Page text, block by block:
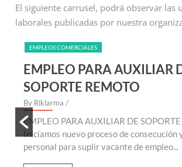
El siguiente carrusel, podrá observar las
laborales publicadas por nuestra
EMPLEOS COMERCIALES
EMPLEO PARA AUXILIAR
SOPORTE REMOTO
By Riklarma /
EMPLEO PARA AUXILIAR DE
Iniciamos nuevo proceso de consecución
personal para suplir vacante de empleo...